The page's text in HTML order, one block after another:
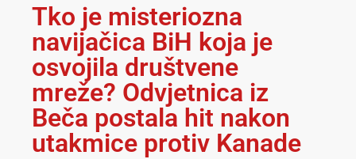
Tko je misteriozna
navijačica BiH koja je
osvojila društvene
mreže? Odvjetnica iz
Beča postala hit nakon
utakmice protiv Kanade